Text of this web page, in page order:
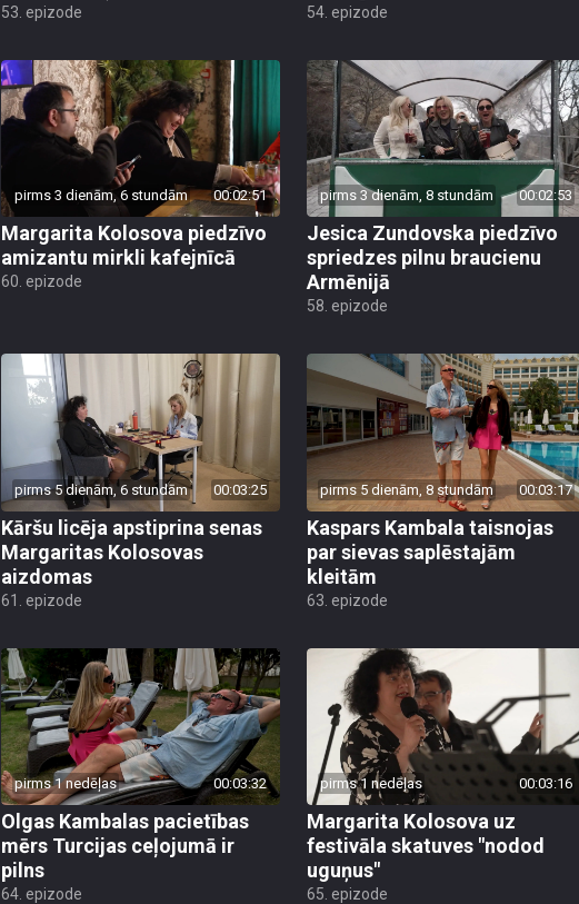
53. epizode 54. epizode
pirms 3 dienām, 6 stundām 00:02:51
Margarita Kolosova piedzīvo
amizantu mirkli kafejnīcā
60. epizode
pirms 3 dienām, 8 stundām 00:02:53
Jesica Zundovska piedzīvo
spriedzes pilnu braucienu
Armēnijā
58. epizode
pirms 5 dienām, 6 stundām 00:03:25
Kāršu licēja apstiprina senas
Margaritas Kolosovas
aizdomas
61. epizode
pirms 5 dienām, 8 stundām 00:03:17
Kaspars Kambala taisnojas
par sievas saplēstajām
kleitām
63. epizode
pirms 1 nedēļas 00:03:32
Olgas Kambalas pacietības
mērs Turcijas ceļojumā ir
pilns
64. epizode
pirms 1 nedēļas 00:03:16
Margarita Kolosova uz
festivāla skatuves "nodod
uguņus"
65. epizode